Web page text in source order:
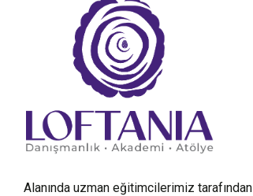
Alanında uzman eğitimcilerimiz tarafından